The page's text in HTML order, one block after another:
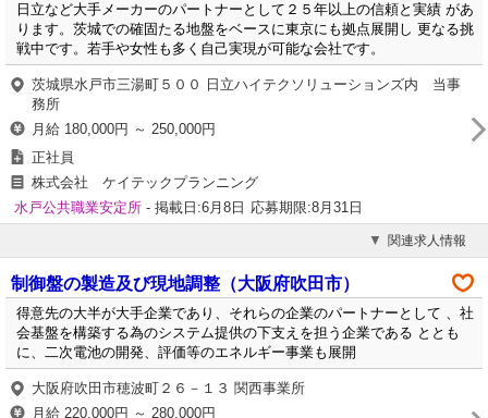
日立など大手メーカーのパートナーとして２５年以上の信頼と実績 があ
ります。茨城での確固たる地盤をベースに東京にも拠点展開し 更なる挑
戦中です。若手や女性も多く自己実現が可能な会社です。
茨城県水戸市三湯町５００ 日立ハイテクソリューションズ内 当事
務所
月給 180,000円 ～ 250,000円
正社員
株式会社 ケイテックプランニング
水戸公共職業安定所 - 掲載日:6月8日 応募期限:8月31日
関連求人情報
制御盤の製造及び現地調整（大阪府吹田市）
得意先の大半が大手企業であり、それらの企業のパートナーとして 、社
会基盤を構築する為のシステム提供の下支えを担う企業である ととも
に、二次電池の開発、評価等のエネルギー事業も展開
大阪府吹田市穂波町２６－１３ 関西事業所
月給 220,000円 ～ 280,000円